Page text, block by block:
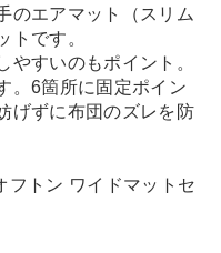
のエアマット（スリム
トです。
やすいのもポイント。
。6箇所に固定ポイン
げずに布団のズレを防
トン ワイドマットセ